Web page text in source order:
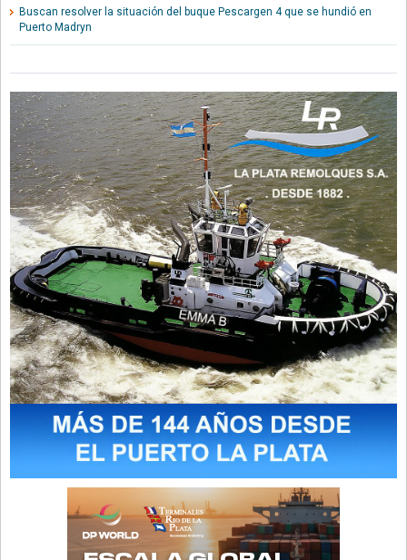
Buscan resolver la situación del buque Pescargen 4 que se hundió en
Puerto Madryn